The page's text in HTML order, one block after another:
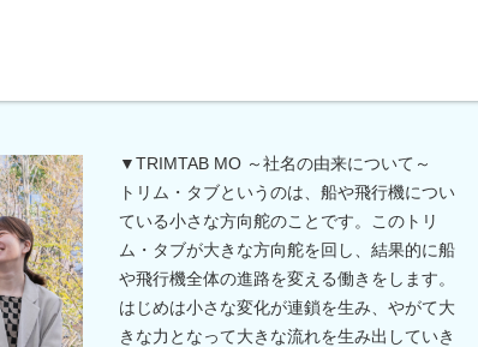
▼TRIMTAB MO ～社名の由来について～
トリム・タブというのは、船や飛行機につい
ている小さな方向舵のことです。このトリ
ム・タブが大きな方向舵を回し、結果的に船
や飛行機全体の進路を変える働きをします。
はじめは小さな変化が連鎖を生み、やがて大
きな力となって大きな流れを生み出していき